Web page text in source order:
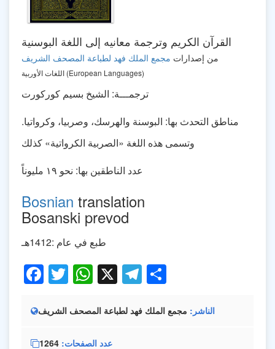
القرآن الكريم وترجمة معانيه إلى اللغة البوسنية
من إصدارات مجمع الملك فهد لطباعة المصحف الشريف
اللغات الأوربية (European Languages)
ترجمـــة: الشيخ بسيم كوركورت
مناطق التحدث بها: البوسنة والهرسك، وصربيا، وكرواتيا.
وتسمى هذه اللغة «الصربية الكرواتية» كذلك
عدد الناطقين بها: نحو ١٩ مليوناً
Bosnian translation
Bosanski prevod
طبع في عام :1412هـ
Facebook
Twitter
WhatsApp
X Telegram
الناشر مجمع الملك فهد لطباعة المصحف الشريف
عدد الصفحات 1264